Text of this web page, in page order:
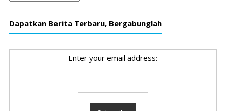
Dapatkan Berita Terbaru, Bergabunglah
Enter your email address: